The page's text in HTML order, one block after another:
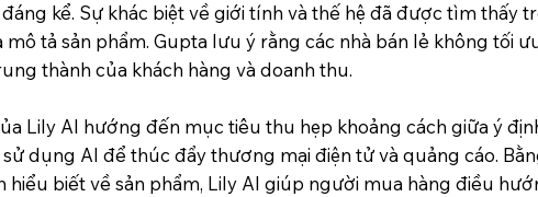
kể. Sự khác biệt về giới tính và thế hệ đã được tìm thấy
mô tả sản phẩm. Gupta lưu ý rằng các nhà bán lẻ không tối
thành của khách hàng và doanh thu.
Lily AI hướng đến mục tiêu thu hẹp khoảng cách giữa ý
sử dụng AI để thúc đẩy thương mại điện tử và quảng cáo.
hiểu biết về sản phẩm, Lily AI giúp người mua hàng điều